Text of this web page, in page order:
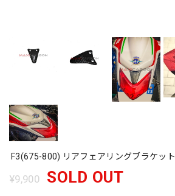
F3(675-800) リアフェアリングブラケット
¥9,900 SOLD OUT